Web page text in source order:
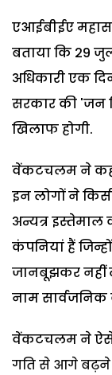
एआईबीईए
बताया कि 29
अधिकारी एक
सरकार की 'जन
खिलाफ होगी.
वेंकटचलम ने
इन लोगों ने
अन्यत्र इस्तेमाल
कंपनियां हैं
जानबूझकर नहीं
नाम
वेंकटचलम ने ऐसे
गति से आगे बढ़ने